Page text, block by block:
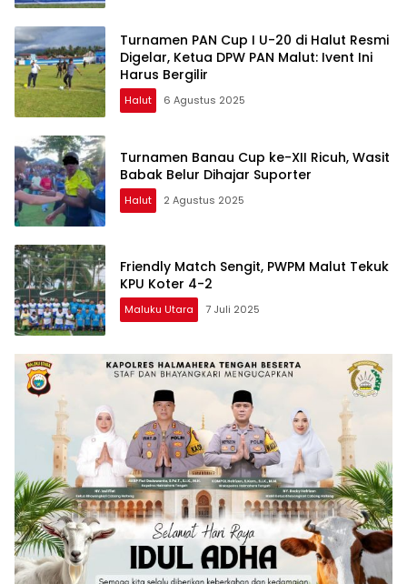
Turnamen PAN Cup I U-20 di Halut Resmi
Digelar, Ketua DPW PAN Malut: Ivent Ini
Harus Bergilir
Halut 6 Agustus 2025
Turnamen Banau Cup ke-XII Ricuh, Wasit
Babak Belur Dihajar Suporter
Halut 2 Agustus 2025
Friendly Match Sengit, PWPM Malut Tekuk
KPU Koter 4-2
Maluku Utara 7 Juli 2025